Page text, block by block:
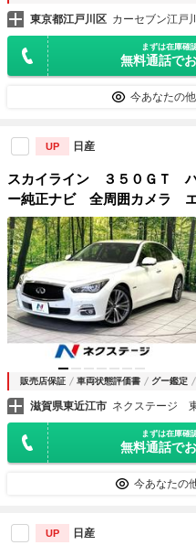
東京都江戸川区 カーセブン江戸
まずは在庫確
無料通話で
今あなたの
UP 日産
スカイライン ３５０ＧＴ
ー純正ナビ 全周囲カメラ
ーズコントロール メモリー
煙 黒革シート ＬＥＤヘッ
Ｂｌｕｅｔｏｏｔｈ
販売店保証 車両状態評価書 グー鑑定
滋賀県東近江市 ネクステージ
まずは在庫確
無料通話で
今あなたの
UP 日産